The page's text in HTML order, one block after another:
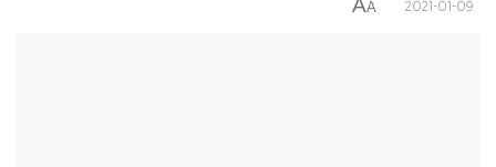
2021-01-09
A
A